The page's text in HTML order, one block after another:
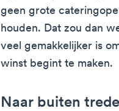
geen grote
houden. Dat zou dan
veel gemakkelijker is
winst begint te maken.
Naar buiten